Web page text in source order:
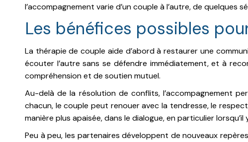
l’accompagnement varie d’un couple à l’autre, de
Les bénéfices possibles
La thérapie de couple aide d’abord à restaurer une
écouter l’autre sans se défendre immédiatement, et à
compréhension et de soutien mutuel.
Au-delà de la résolution de conflits, l’accompagnement
chacun, le couple peut renouer avec la tendresse, le
manière plus apaisée, dans le dialogue, en particulier lorsqu’il
Peu à peu, les partenaires développent de nouveaux